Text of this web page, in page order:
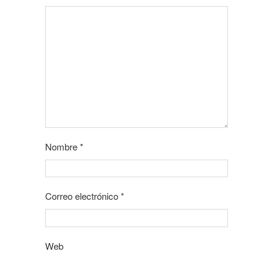
Nombre*
Correo electrónico*
Web